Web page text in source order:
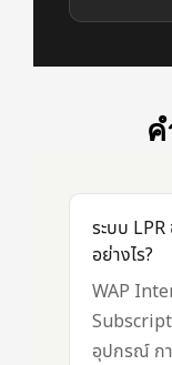
ระบบ
อย่างไร?
WAP
อุปกรณ์ ก